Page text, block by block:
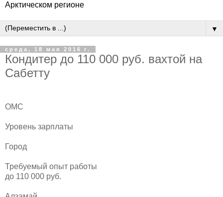
Арктическом регионе
▼
среда, 18 мая 2016 г.
Кондитер до 110 000 руб. вахтой на
Сабетту
ОМС
Уровень зарплаты
Город
Требуемый опыт работы
до 110 000 руб.